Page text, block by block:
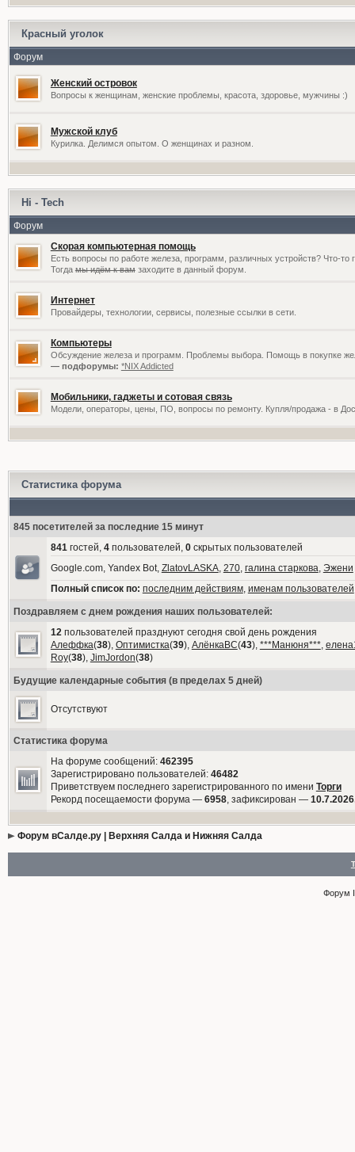
Красный уголок
Форум
Женский островок
Вопросы к женщинам, женские проблемы, красота, здоровье, мужчины :)
Мужской клуб
Курилка. Делимся опытом. О женщинах и разном.
Hi - Tech
Форум
Скорая компьютерная помощь
Есть вопросы по работе железа, программ, различных устройств? Что-то
Тогдамы идём к вамзаходите в данный форум.
Интернет
Провайдеры, технологии, сервисы, полезные ссылки в сети.
Компьютеры
Обсуждение железа и программ. Проблемы выбора. Помощь в покупке
— подфорумы: *NIX Addicted
Мобильники, гаджеты и сотовая связь
Модели, операторы, цены, ПО, вопросы по ремонту. Купля/продажа - в
Статистика форума
845 посетителей за последние 15 минут
841гостей, 4пользователей, 0скрытых пользователей
Google.com, Yandex Bot, ZlatovLASKA, 270, галина старкова, Эжени
Полный список по: последним действиям, именам пользователей
Поздравляем с днем рождения наших пользователей:
12пользователей празднуют сегодня свой день рождения
Алеффка(38), Оптимистка(39), АлёнкаВС(43), ***Манюня***,
Roy(38), JimJordon(38)
Будущие календарные события (в пределах 5 дней)
Отсутствуют
Статистика форума
На форуме сообщений: 462395
Зарегистрировано пользователей: 46482
Приветствуем последнего зарегистрированного по имени Торги
Рекорд посещаемости форума — 6958, зафиксирован —
Форум вСалде.ру | Верхняя Салда и Нижняя Салда
Форум